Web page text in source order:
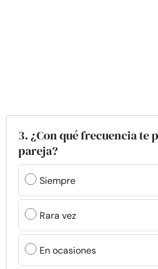
3. ¿Con qué frecuencia te
pareja?
Siempre
Rara vez
En ocasiones